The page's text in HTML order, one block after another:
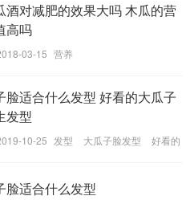
酒对减肥的效果大吗 木瓜的营
高吗
03-15 营养
脸适合什么发型 好看的大瓜子
发型
10-25 发型 大瓜子脸发型
好看的
脸适合什么发型